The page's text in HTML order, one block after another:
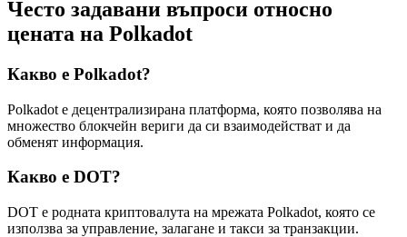
Често задавани въпроси относно
цената на Polkadot
Какво е Polkadot?
Polkadot е децентрализирана платформа, която позволява на
множество блокчейн вериги да си взаимодействат и да
обменят информация.
Какво е DOT?
DOT е родната криптовалута на мрежата Polkadot, която се
използва за управление, залагане и такси за транзакции.